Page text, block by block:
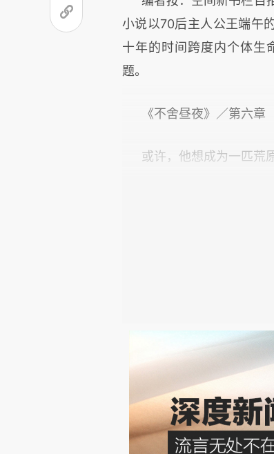
小说以70后主人公王端午
十年的时间跨度内个体生
题。
《不舍昼夜》／第六章
或许，他想成为一匹荒
两天后，他们彻底断
上，公路的一边是许久才
的河流，河岸边是大蓬大
天，他们有了两个神秘的
看见走在右手边的是个身
嘴香烟的男子。
他们觉得这男子面熟，
想不起来他叫什么名字，